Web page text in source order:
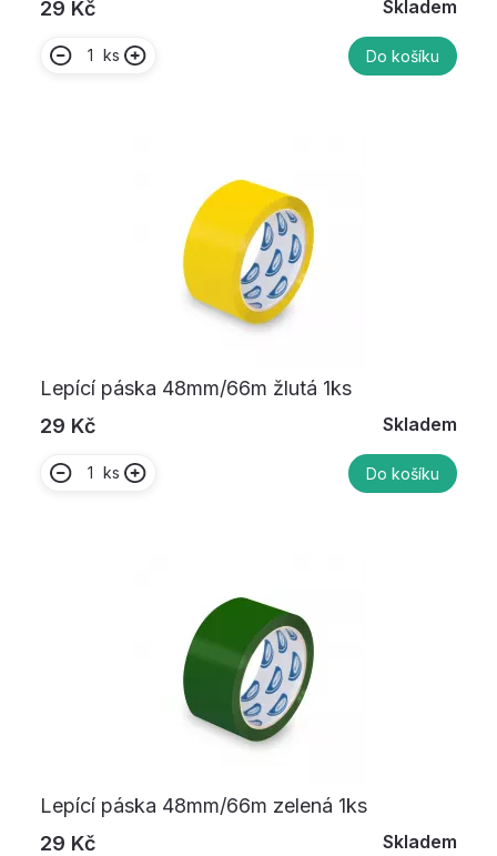
29 Kč
Skladem
ks Do košíku
Lepící páska 48mm/66m žlutá 1ks
29 Kč
Skladem
ks Do košíku
Lepící páska 48mm/66m zelená 1ks
29 Kč
Skladem